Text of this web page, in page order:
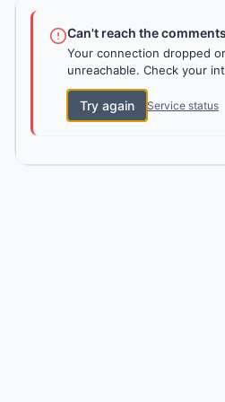
Can't reach the
Your connection dropped
unreachable. Check your
Try again Service status